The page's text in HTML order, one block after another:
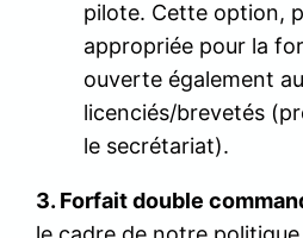
pilote. Cette option,
appropriée pour la
ouverte également
licenciés/brevetés
le secrétariat).
3. Forfait double